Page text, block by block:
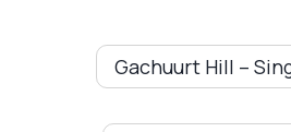
Gachuurt Hill –